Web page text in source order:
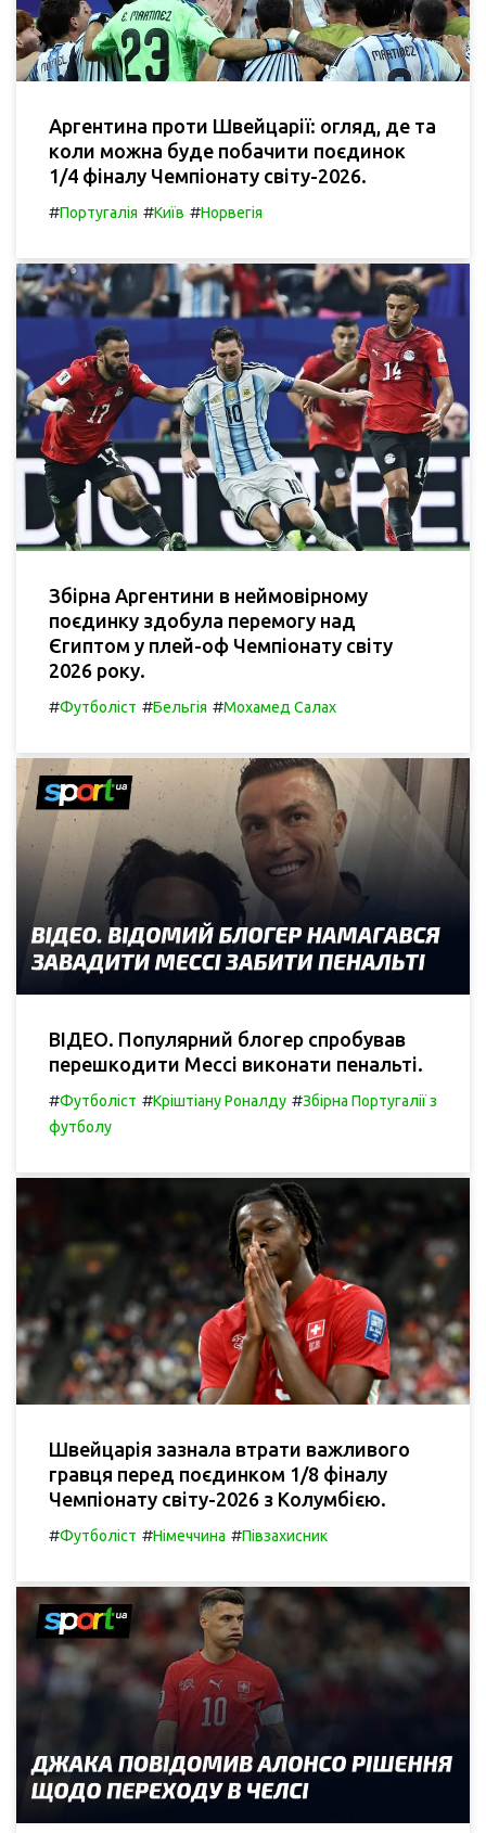
Аргентина проти Швейцарії: огляд, де та
коли можна буде побачити поєдинок
1/4 фіналу Чемпіонату світу-2026.
#Португалія #Київ #Норвегія
Збірна Аргентини в неймовірному
поєдинку здобула перемогу над
Єгиптом у плей-оф Чемпіонату світу
2026 року.
#Футболіст #Бельгія #Мохамед Салах
ВІДЕО. Популярний блогер спробував
перешкодити Мессі виконати пенальті.
#Футболіст #Кріштіану Роналду #Збірна Португалії з
футболу
Швейцарія зазнала втрати важливого
гравця перед поєдинком 1/8 фіналу
Чемпіонату світу-2026 з Колумбією.
#Футболіст #Німеччина #Півзахисник